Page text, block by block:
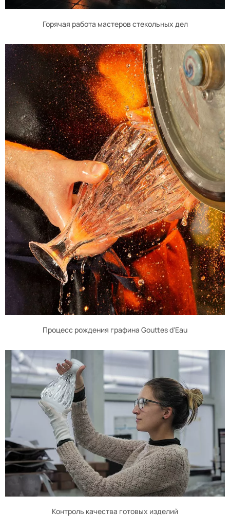
Горячая работа мастеров стекольных дел
Процесс рождения графина Gouttes d'Eau
Контроль качества готовых изделий